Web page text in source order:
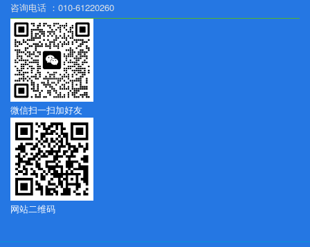
咨询电话 ：010-61220260
微信扫一扫加好友
网站二维码